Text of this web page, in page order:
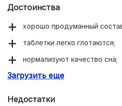
Достоинства
хорошо продуманный
таблетки легко глотаются;
нормализуют качество сна;
улучшают работу сердечно-
Загрузить еще
Недостатки